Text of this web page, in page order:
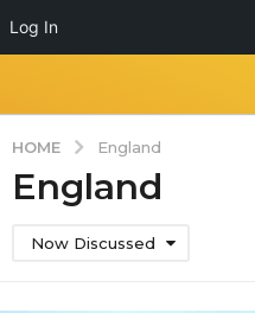
Log In
HOME England
England
Now Discussed